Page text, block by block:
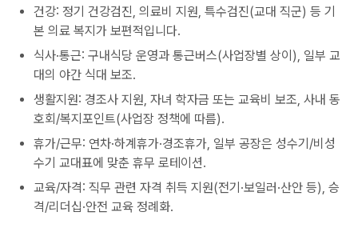
건강: 정기 건강검진, 의료비 지원, 특수검진(교대 직군) 등 기
본 의료 복지가 보편적입니다.
식사·통근: 구내식당 운영과 통근버스(사업장별 상이), 일부 교
대의 야간 식대 보조.
생활지원: 경조사 지원, 자녀 학자금 또는 교육비 보조, 사내 동
호회/복지포인트(사업장 정책에 따름).
휴가/근무: 연차·하계휴가·경조휴가, 일부 공장은 성수기/비성
수기 교대표에 맞춘 휴무 로테이션.
교육/자격: 직무 관련 자격 취득 지원(전기·보일러·산안 등), 승
격/리더십·안전 교육 정례화.